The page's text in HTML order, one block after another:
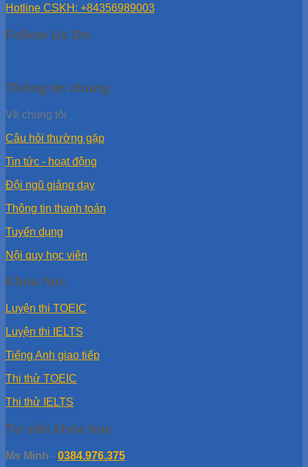
Hotline CSKH: +84356989003
Follow Us On
Thông tin chung
Về chúng tôi
Câu hỏi thường gặp
Tin tức - hoạt động
Đội ngũ giảng dạy
Thông tin thanh toán
Tuyển dụng
Nội quy học viên
Khóa học
Luyện thi TOEIC
Luyện thi IELTS
Tiếng Anh giao tiếp
Thi thử TOEIC
Thi thử IELTS
Tư vấn khóa học
Ms Minh - 0384.976.375